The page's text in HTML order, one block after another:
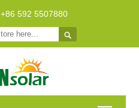
+86 592 5507880
